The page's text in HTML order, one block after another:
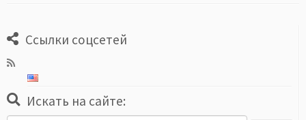
Ссылки соцсетей
Искать на сайте: